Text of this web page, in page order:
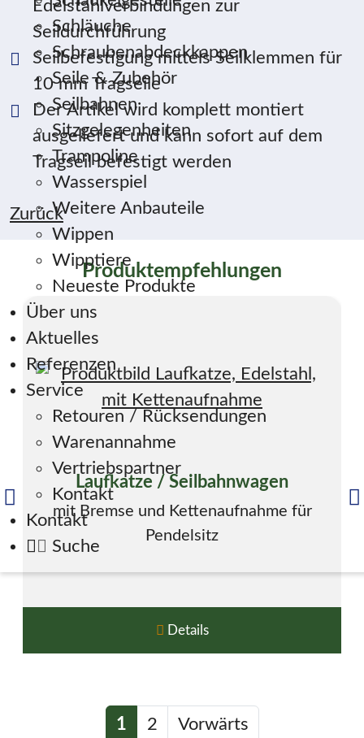
Schläuche
Schraubenabdeckkappen
Seile & Zubehör
Seilbahnen
Sitzgelegenheiten
Trampoline
Wasserspiel
Weitere Anbauteile
Wippen
Wipptiere
Neueste Produkte
Über uns
Aktuelles
Referenzen
Service
Retouren / Rücksendungen
Warenannahme
Vertriebspartner
Kontakt
Kontakt
Suche
Edelstahlverbindungen zur
Seildurchführung
Seilbefestigung mittels Seilklemmen für
10 mm Tragseile
Der Artikel wird komplett montiert
ausgeliefert und kann sofort auf dem
Tragseil befestigt werden
Zurück
Produktempfehlungen
Laufkatze / Seilbahnwagen
mit Bremse und Kettenaufnahme für
Pendelsitz
Details
1 2 Vorwärts